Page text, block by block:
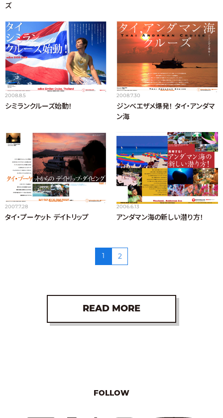
ズ
2008.8.5
シミランクルーズ始動！
2008.7.30
ジンベエザメ爆発！ タイ・アンダマ
ン海
2007.7.28
タイ・プーケット デイトリップ
2006.6.13
アンダマン海の新しい潜り方！
1 2
READ MORE
FOLLOW